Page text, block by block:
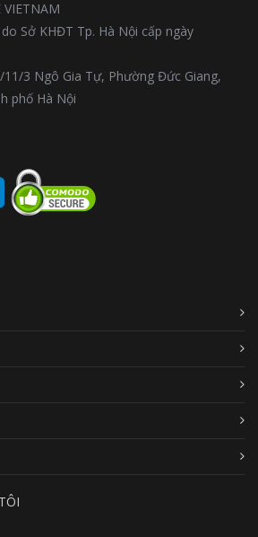
VIETNAM
Sở KHĐT Tp. Hà Nội cấp ngày
3 Ngô Gia Tự, Phường Đức Giang,
phố Hà Nội